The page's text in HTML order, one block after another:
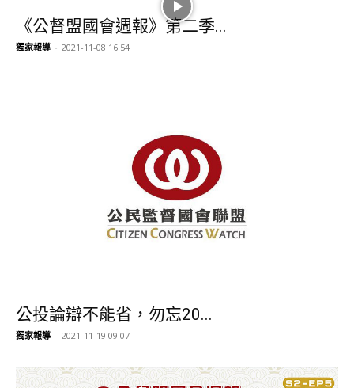
《公督盟國會週報》第二季...
獨家報導 - 2021-11-08 16:54
公投論辯不能省，勿忘20...
獨家報導 - 2021-11-19 09:07